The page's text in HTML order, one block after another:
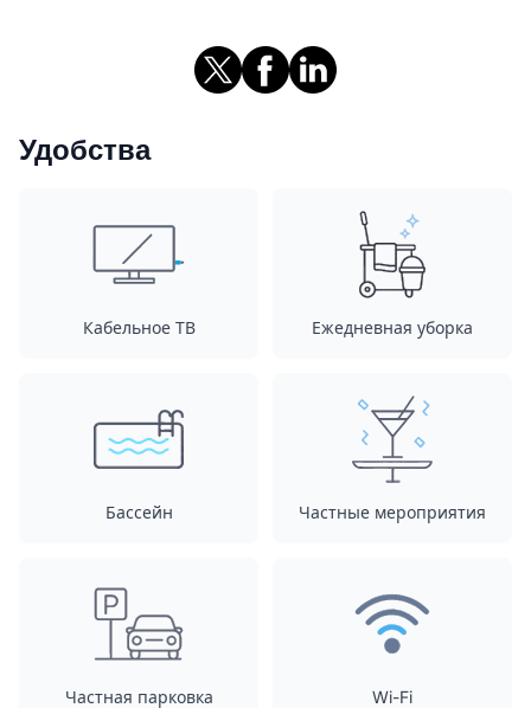
Удобства
Кабельное ТВ Ежедневная уборка
Бассейн Частные мероприятия
Частная парковка Wi-Fi